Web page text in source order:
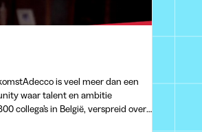
is veel meer dan een
waar talent en ambitie
collega’s in België, verspreid over
dag mensen